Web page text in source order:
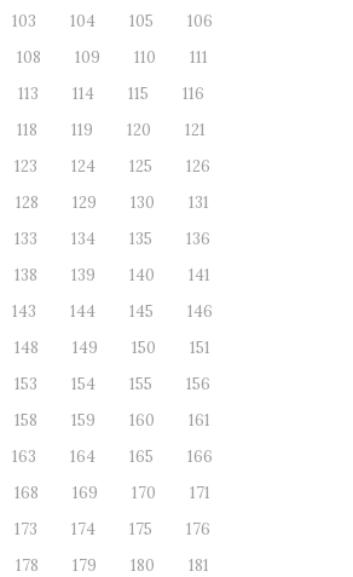
103 104 105
106
108 109 110
111
113 114 115
116
118 119 120
121
123 124 125
126
128 129 130
131
133 134 135
136
138 139 140
141
143 144 145
146
148 149 150
151
153 154 155
156
158 159 160
161
163 164 165
166
168 169 170
171
173 174 175
176
178 179 180
181